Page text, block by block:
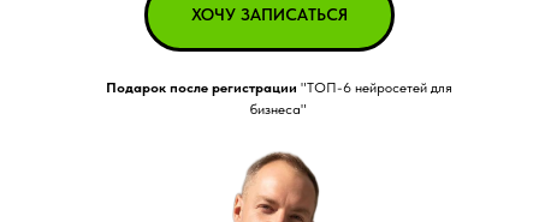
ХОЧУ ЗАПИСАТЬСЯ
Подарок после регистрации "ТОП-6 нейросетей для
бизнеса"